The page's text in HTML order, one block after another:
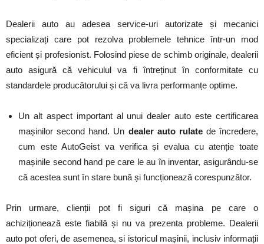
Dealerii auto au adesea service-uri autorizate și mecanici
specializați care pot rezolva problemele tehnice într-un mod
eficient și profesionist. Folosind piese de schimb originale, dealerii
auto asigură că vehiculul va fi întreținut în conformitate cu
standardele producătorului și că va livra performanțe optime.
Un alt aspect important al unui dealer auto este certificarea
mașinilor second hand. Un dealer auto rulatede încredere,
cum este AutoGeist va verifica și evalua cu atenție toate
mașinile second hand pe care le au în inventar, asigurându-se
că acestea sunt în stare bună și funcționează corespunzător.
Prin urmare, clienții pot fi siguri că mașina pe care o
achiziționează este fiabilă și nu va prezenta probleme. Dealerii
auto pot oferi, de asemenea, si istoricul mașinii, inclusiv informații